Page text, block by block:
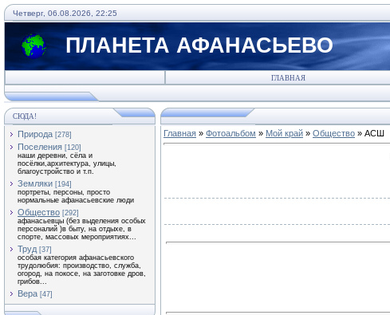
Четверг, 06.08.2026, 22:25
ПЛАНЕТА АФАНАСЬЕВО
ГЛАВНАЯ
СЮДА!
Природа [278]
Поселения [120]
наши деревни, сёла и
посёлки,архитектура, улицы,
благоустройство и т.п.
Земляки [194]
портреты, персоны, просто
нормальные афанасьевские люди
Общество [292]
афанасьевцы (без выделения особых
персоналий )в быту, на отдыхе, в
спорте, массовых мероприятиях...
Труд [37]
особая категория афанасьевского
трудолюбия: производство, служба,
огород, на покосе, на заготовке дров,
грибов...
Вера [47]
Главная » Фотоальбом » Мой край » Общество » АСШ